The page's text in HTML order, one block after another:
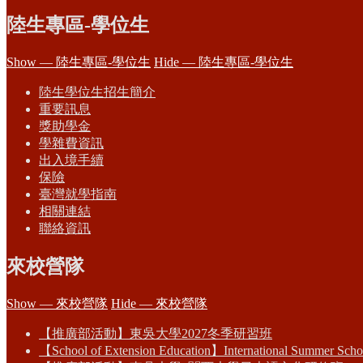
陸生專區-學位生
Show — 陸生專區-學位生 Hide — 陸生專區-學位生
陸生學位生招生簡介
重要訊息
獎助學金
學雜費資訊
出入境手續
保險
臺灣就學指南
相關連結
聯絡資訊
來校營隊
Show — 來校營隊 Hide — 來校營隊
【推廣部活動】東吳大學2027冬季研習班
【School of Extension Education】International Summer